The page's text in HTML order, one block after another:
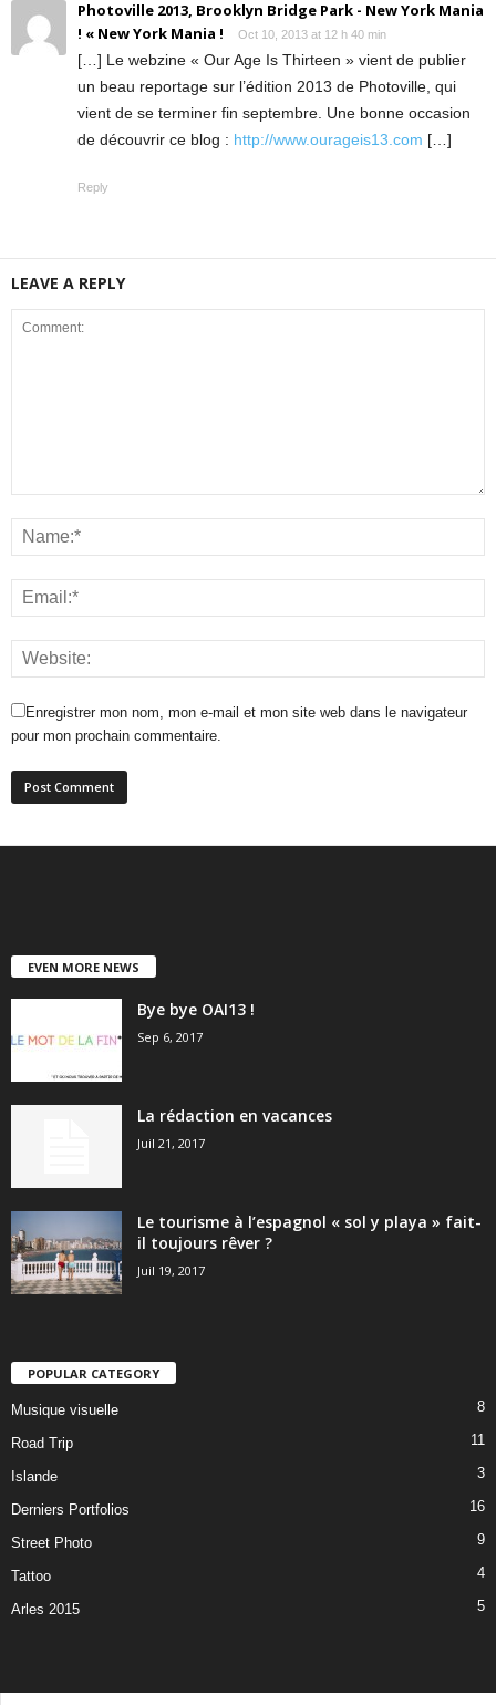
Photoville 2013, Brooklyn Bridge Park - New York Mania
! « New York Mania !
Oct 10, 2013 at 12 h 40 min
[…] Le webzine « Our Age Is Thirteen » vient de publier
un beau reportage sur l’édition 2013 de Photoville, qui
vient de se terminer fin septembre. Une bonne occasion
de découvrir ce blog : http://www.ourageis13.com […]
Reply
LEAVE A REPLY
Enregistrer mon nom, mon e-mail et mon site web dans le navigateur
pour mon prochain commentaire.
EVEN MORE NEWS
Bye bye OAI13 !
Sep 6, 2017
La rédaction en vacances
Juil 21, 2017
Le tourisme à l’espagnol « sol y playa » fait-
il toujours rêver ?
Juil 19, 2017
POPULAR CATEGORY
Musique visuelle 8
Road Trip 11
Islande 3
Derniers Portfolios 16
Street Photo 9
Tattoo 4
Arles 2015 5